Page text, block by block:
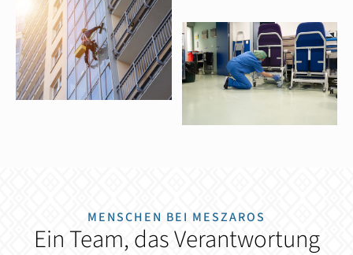
MENSCHEN BEI MESZAROS
Ein Team, das Verantwortung